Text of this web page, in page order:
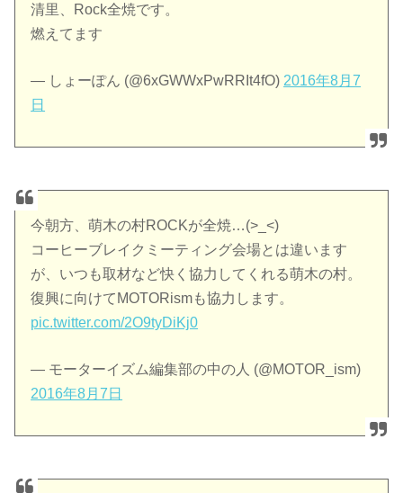
清里、Rock全焼です。
燃えてます
— しょーぽん (@6xGWWxPwRRIt4fO) 2016年8月7
日
今朝方、萌木の村ROCKが全焼…(>_<)
コーヒーブレイクミーティング会場とは違います
が、いつも取材など快く協力してくれる萌木の村。
復興に向けてMOTORismも協力します。
pic.twitter.com/2O9tyDiKj0
— モーターイズム編集部の中の人 (@MOTOR_ism)
2016年8月7日